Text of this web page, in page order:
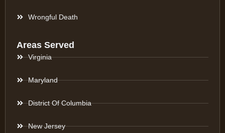
Wrongful Death
Areas Served
Virginia
Maryland
District Of Columbia
New Jersey